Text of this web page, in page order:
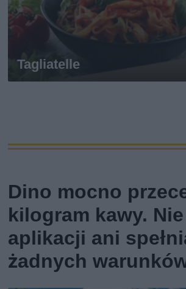
Tagliatelle
Dino mocno
kilogram kawy.
aplikacji ani
żadnych